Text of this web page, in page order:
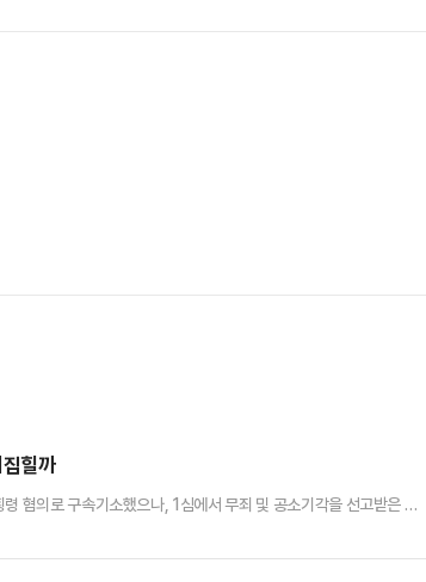
힐까
혐의로 구속기소했으나, 1심에서 무죄 및 공소기각을 선고받은 김
비기일은 정식 재판에 앞서 피고인과 검찰 양측의 입장을 확인하고